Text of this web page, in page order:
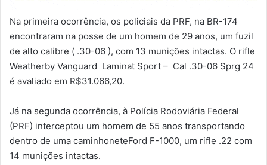
Na primeira ocorrência, os policiais da PRF, na BR-174
encontraram na posse de um homem de 29 anos, um fuzil
de alto calibre ( .30-06 ), com 13 munições intactas. O rifle
Weatherby Vanguard Laminat Sport – Cal .30-06 Sprg 24
é avaliado em R$31.066,20.
Já na segunda ocorrência, à Polícia Rodoviária Federal
(PRF) interceptou um homem de 55 anos transportando
dentro de uma caminhoneteFord F-1000, um rifle .22 com
14 munições intactas.